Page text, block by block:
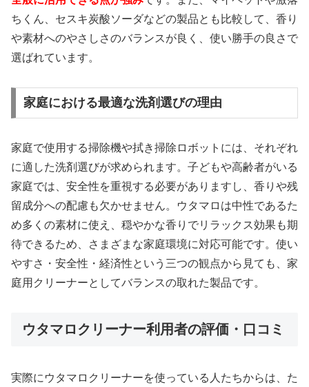
ちくん、セスキ炭酸ソーダなどの製品とも比較して、香り
や素材へのやさしさのバランスが良く、使い勝手の良さで
選ばれています。
家庭における最適な洗剤選びの理由
家庭で使用する掃除機や拭き掃除ロボットには、それぞれ
に適した洗剤選びが求められます。子どもや高齢者がいる
家庭では、安全性を重視する必要がありますし、香りや残
留成分への配慮も欠かせません。ウタマロは中性であるた
め多くの素材に使え、穏やかな香りでリラックス効果も期
待できるため、さまざまな家庭環境に対応可能です。使い
やすさ・安全性・経済性という三つの観点から見ても、家
庭用クリーナーとしてバランスの取れた製品です。
ウタマロクリーナー利用者の評価・口コミ
実際にウタマロクリーナーを使っている人たちからは、た